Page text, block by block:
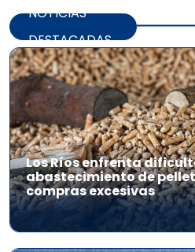
NOTICIAS
DESTACADAS
Los Ríos enfrenta
abastecimiento de
compras excesivas